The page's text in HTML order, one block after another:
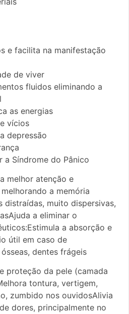
e facilita na manifestação
de viver
fluidos eliminando a
as energias
vícios
depressão
a Síndrome do Pânico
melhor atenção e
a memória
distraídas, muito dispersivas,
a eliminar o
a absorção e
útil em caso de
dentes frágeis
proteção da pele (camada
tontura, vertigem,
zumbido nos ouvidosAlivia
dores, principalmente no